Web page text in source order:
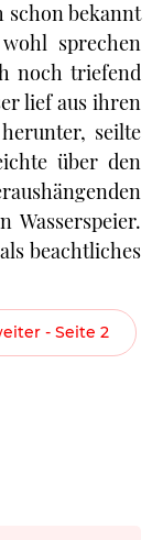
schon bekannt
sprechen
noch triefend
lief aus ihren
seilte
über den
beachtliches
- Seite 2